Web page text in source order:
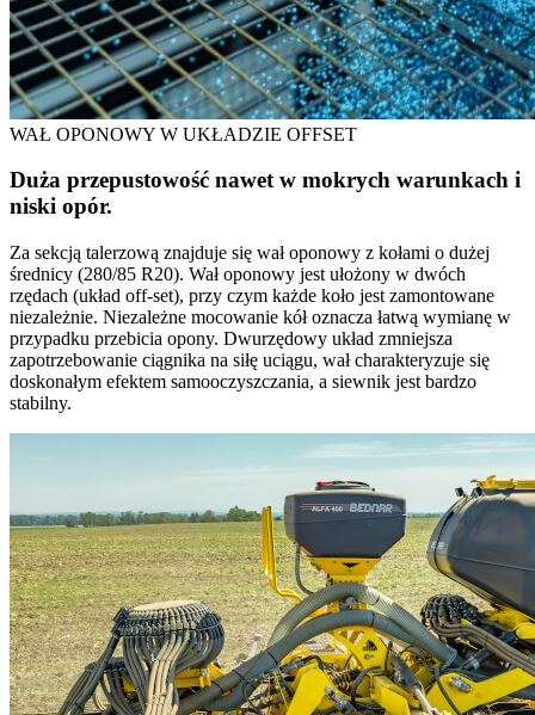
WAŁ OPONOWY W UKŁADZIE OFFSET
Duża przepustowość nawet w mokrych warunkach i
niski opór.
Za sekcją talerzową znajduje się wał oponowy z kołami o dużej
średnicy (280/85 R20). Wał oponowy jest ułożony w dwóch
rzędach (układ off-set), przy czym każde koło jest zamontowane
niezależnie. Niezależne mocowanie kół oznacza łatwą wymianę w
przypadku przebicia opony. Dwurzędowy układ zmniejsza
zapotrzebowanie ciągnika na siłę uciągu, wał charakteryzuje się
doskonałym efektem samooczyszczania, a siewnik jest bardzo
stabilny.